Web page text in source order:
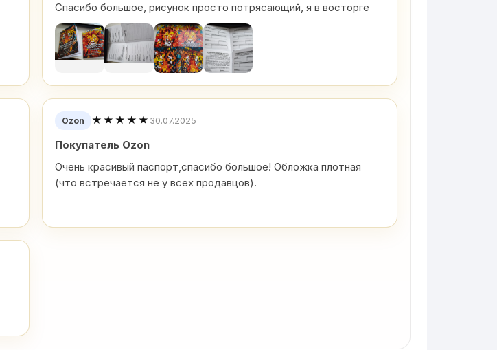
Спасибо большое, рисунок просто потрясающий, я в восторге
Ozon ★★★★★ 30.07.2025
Покупатель Ozon
Очень красивый паспорт,спасибо большое! Обложка плотная
(что встречается не у всех продавцов).